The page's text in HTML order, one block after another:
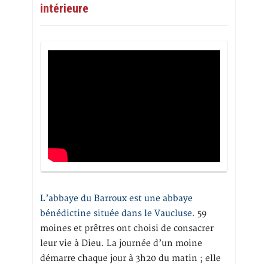
intérieure
L’abbaye du Barroux est une abbaye
bénédictine située dans le Vaucluse. 59
moines et prêtres ont choisi de consacrer
leur vie à Dieu. La journée d’un moine
démarre chaque jour à 3h20 du matin ; elle